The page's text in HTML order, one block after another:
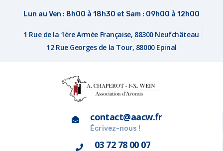
Lun au Ven : 8h00 à 18h30 et Sam : 09h00 à 12h00
1 Rue de la 1ère Armée Française, 88300 Neufchâteau
12 Rue Georges de la Tour, 88000 Epinal
contact@aacw.fr
Écrivez-nous !
03 72 78 00 07